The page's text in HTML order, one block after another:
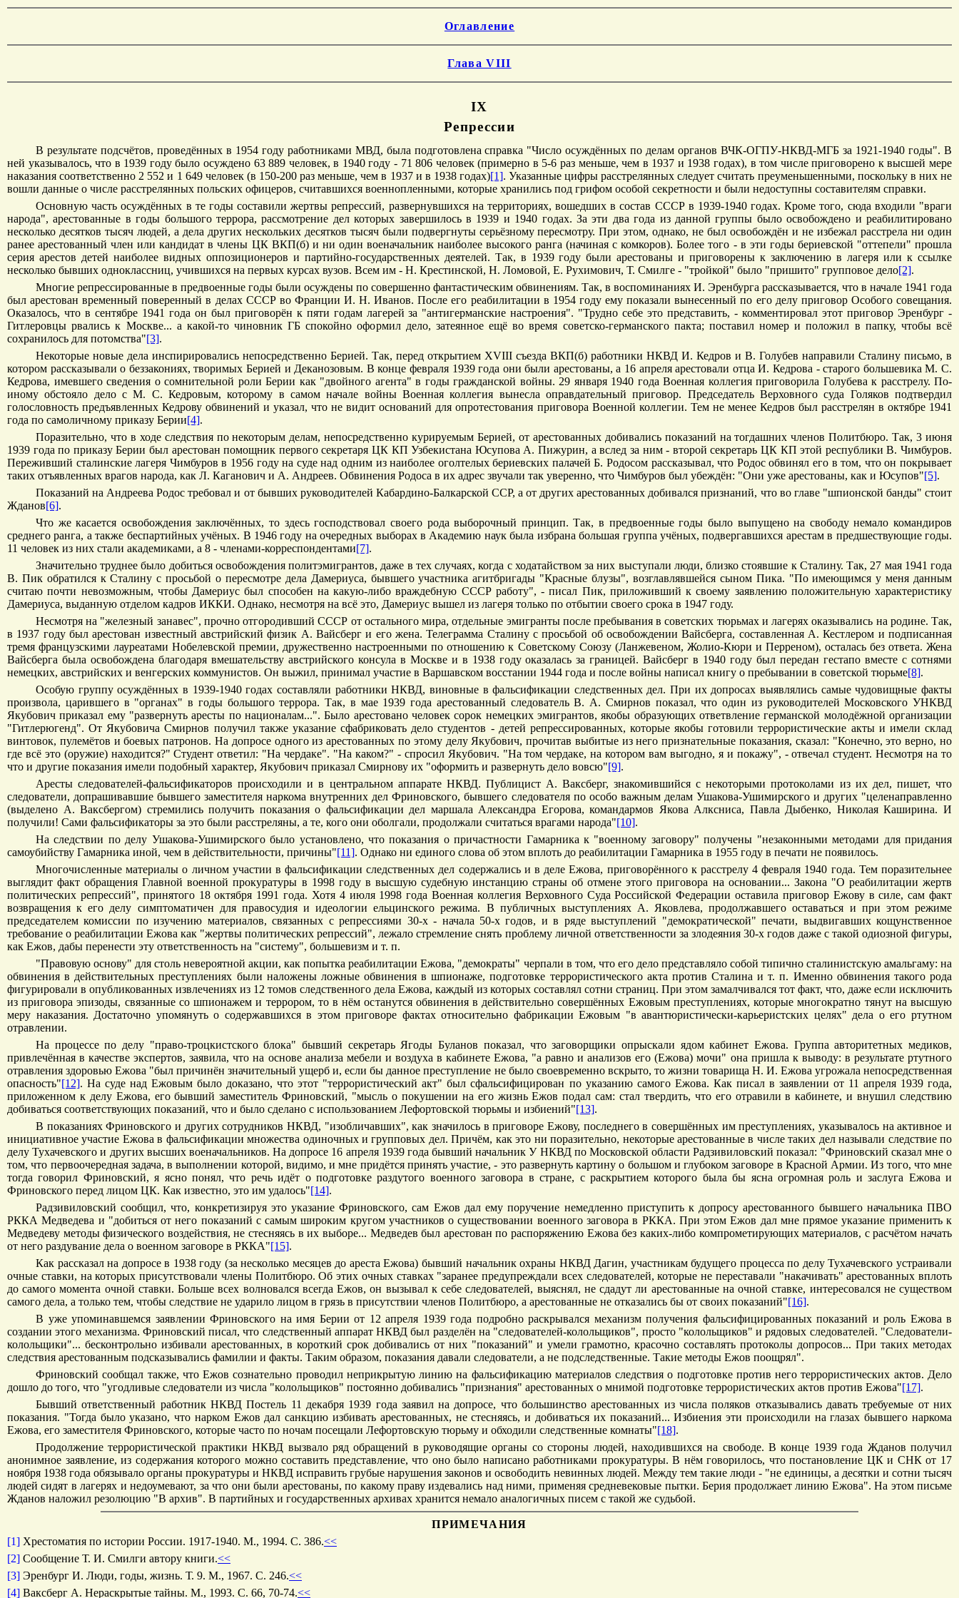
Оглавление
Глава VIII
IX
Репрессии
В результате подсчётов, проведённых в 1954 году работниками МВД, была подготовлена справка "Число осуждённых по делам органов ВЧК-ОГПУ-НКВД-МГБ за 1921-1940 годы". В
ней указывалось, что в 1939 году было осуждено 63 889 человек, в 1940 году - 71 806 человек (примерно в 5-6 раз меньше, чем в 1937 и 1938 годах), в том числе приговорено к высшей мере
наказания соответственно 2 552 и 1 649 человек (в 150-200 раз меньше, чем в 1937 и в 1938 годах)[1]. Указанные цифры расстрелянных следует считать преуменьшенными, поскольку в них не
вошли данные о числе расстрелянных польских офицеров, считавшихся военнопленными, которые хранились под грифом особой секретности и были недоступны составителям справки.
Основную часть осуждённых в те годы составили жертвы репрессий, развернувшихся на территориях, вошедших в состав СССР в 1939-1940 годах. Кроме того, сюда входили "враги
народа", арестованные в годы большого террора, рассмотрение дел которых завершилось в 1939 и 1940 годах. За эти два года из данной группы было освобождено и реабилитировано
несколько десятков тысяч людей, а дела других нескольких десятков тысяч были подвергнуты серьёзному пересмотру. При этом, однако, не был освобождён и не избежал расстрела ни один
ранее арестованный член или кандидат в члены ЦК ВКП(б) и ни один военачальник наиболее высокого ранга (начиная с комкоров). Более того - в эти годы бериевской "оттепели" прошла
серия арестов детей наиболее видных оппозиционеров и партийно-государственных деятелей. Так, в 1939 году были арестованы и приговорены к заключению в лагеря или к ссылке
несколько бывших одноклассниц, учившихся на первых курсах вузов. Всем им - Н. Крестинской, Н. Ломовой, Е. Рухимович, Т. Смилге - "тройкой" было "пришито" групповое дело[2].
Многие репрессированные в предвоенные годы были осуждены по совершенно фантастическим обвинениям. Так, в воспоминаниях И. Эренбурга рассказывается, что в начале 1941 года
был арестован временный поверенный в делах СССР во Франции И. Н. Иванов. После его реабилитации в 1954 году ему показали вынесенный по его делу приговор Особого совещания.
Оказалось, что в сентябре 1941 года он был приговорён к пяти годам лагерей за "антигерманские настроения". "Трудно себе это представить, - комментировал этот приговор Эренбург -
Гитлеровцы рвались к Москве... а какой-то чиновник ГБ спокойно оформил дело, затеянное ещё во время советско-германского пакта; поставил номер и положил в папку, чтобы всё
сохранилось для потомства"[3].
Некоторые новые дела инспирировались непосредственно Берией. Так, перед открытием XVIII съезда ВКП(б) работники НКВД И. Кедров и В. Голубев направили Сталину письмо, в
котором рассказывали о беззакониях, творимых Берией и Деканозовым. В конце февраля 1939 года они были арестованы, а 16 апреля арестовали отца И. Кедрова - старого большевика М. С.
Кедрова, имевшего сведения о сомнительной роли Берии как "двойного агента" в годы гражданской войны. 29 января 1940 года Военная коллегия приговорила Голубева к расстрелу. По-
иному обстояло дело с М. С. Кедровым, которому в самом начале войны Военная коллегия вынесла оправдательный приговор. Председатель Верховного суда Голяков подтвердил
голословность предъявленных Кедрову обвинений и указал, что не видит оснований для опротестования приговора Военной коллегии. Тем не менее Кедров был расстрелян в октябре 1941
года по самоличному приказу Берии[4].
Поразительно, что в ходе следствия по некоторым делам, непосредственно курируемым Берией, от арестованных добивались показаний на тогдашних членов Политбюро. Так, 3 июня
1939 года по приказу Берии был арестован помощник первого секретаря ЦК КП Узбекистана Юсупова А. Пижурин, а вслед за ним - второй секретарь ЦК КП этой республики В. Чимбуров.
Переживший сталинские лагеря Чимбуров в 1956 году на суде над одним из наиболее оголтелых бериевских палачей Б. Родосом рассказывал, что Родос обвинял его в том, что он покрывает
таких отъявленных врагов народа, как Л. Каганович и А. Андреев. Обвинения Родоса в их адрес звучали так уверенно, что Чимбуров был убеждён: "Они уже арестованы, как и Юсупов"[5].
Показаний на Андреева Родос требовал и от бывших руководителей Кабардино-Балкарской ССР, а от других арестованных добивался признаний, что во главе "шпионской банды" стоит
Жданов[6].
Что же касается освобождения заключённых, то здесь господствовал своего рода выборочный принцип. Так, в предвоенные годы было выпущено на свободу немало командиров
среднего ранга, а также беспартийных учёных. В 1946 году на очередных выборах в Академию наук была избрана большая группа учёных, подвергавшихся арестам в предшествующие годы.
11 человек из них стали академиками, а 8 - членами-корреспондентами[7].
Значительно труднее было добиться освобождения политэмигрантов, даже в тех случаях, когда с ходатайством за них выступали люди, близко стоявшие к Сталину. Так, 27 мая 1941 года
В. Пик обратился к Сталину с просьбой о пересмотре дела Дамериуса, бывшего участника агитбригады "Красные блузы", возглавлявшейся сыном Пика. "По имеющимся у меня данным
считаю почти невозможным, чтобы Дамериус был способен на какую-либо враждебную СССР работу", - писал Пик, приложивший к своему заявлению положительную характеристику
Дамериуса, выданную отделом кадров ИККИ. Однако, несмотря на всё это, Дамериус вышел из лагеря только по отбытии своего срока в 1947 году.
Несмотря на "железный занавес", прочно отгородивший СССР от остального мира, отдельные эмигранты после пребывания в советских тюрьмах и лагерях оказывались на родине. Так,
в 1937 году был арестован известный австрийский физик А. Вайсберг и его жена. Телеграмма Сталину с просьбой об освобождении Вайсберга, составленная А. Кестлером и подписанная
тремя французскими лауреатами Нобелевской премии, дружественно настроенными по отношению к Советскому Союзу (Ланжевеном, Жолио-Кюри и Перреном), осталась без ответа. Жена
Вайсберга была освобождена благодаря вмешательству австрийского консула в Москве и в 1938 году оказалась за границей. Вайсберг в 1940 году был передан гестапо вместе с сотнями
немецких, австрийских и венгерских коммунистов. Он выжил, принимал участие в Варшавском восстании 1944 года и после войны написал книгу о пребывании в советской тюрьме[8].
Особую группу осуждённых в 1939-1940 годах составляли работники НКВД, виновные в фальсификации следственных дел. При их допросах выявлялись самые чудовищные факты
произвола, царившего в "органах" в годы большого террора. Так, в мае 1939 года арестованный следователь В. А. Смирнов показал, что один из руководителей Московского УНКВД
Якубович приказал ему "развернуть аресты по националам...". Было арестовано человек сорок немецких эмигрантов, якобы образующих ответвление германской молодёжной организации
"Гитлерюгенд". От Якубовича Смирнов получил также указание сфабриковать дело студентов - детей репрессированных, которые якобы готовили террористические акты и имели склад
винтовок, пулемётов и боевых патронов. На допросе одного из арестованных по этому делу Якубович, прочитав выбитые из него признательные показания, сказал: "Конечно, это верно, но
где всё это (оружие) находится?" Студент ответил: "На чердаке". "На каком?" - спросил Якубович. "На том чердаке, на котором вам выгодно, я и покажу", - отвечал студент. Несмотря на то
что и другие показания имели подобный характер, Якубович приказал Смирнову их "оформить и развернуть дело вовсю"[9].
Аресты следователей-фальсификаторов происходили и в центральном аппарате НКВД. Публицист А. Ваксберг, знакомившийся с некоторыми протоколами из их дел, пишет, что
следователи, допрашивавшие бывшего заместителя наркома внутренних дел Фриновского, бывшего следователя по особо важным делам Ушакова-Ушимирского и других "целенаправленно
(выделено А. Ваксбергом) стремились получить показания о фальсификации дел маршала Александра Егорова, командармов Якова Алксниса, Павла Дыбенко, Николая Каширина. И
получили! Сами фальсификаторы за это были расстреляны, а те, кого они оболгали, продолжали считаться врагами народа"[10].
На следствии по делу Ушакова-Ушимирского было установлено, что показания о причастности Гамарника к "военному заговору" получены "незаконными методами для придания
самоубийству Гамарника иной, чем в действительности, причины"[11]. Однако ни единого слова об этом вплоть до реабилитации Гамарника в 1955 году в печати не появилось.
Многочисленные материалы о личном участии в фальсификации следственных дел содержались и в деле Ежова, приговорённого к расстрелу 4 февраля 1940 года. Тем поразительнее
выглядит факт обращения Главной военной прокуратуры в 1998 году в высшую судебную инстанцию страны об отмене этого приговора на основании... Закона "О реабилитации жертв
политических репрессий", принятого 18 октября 1991 года. Хотя 4 июля 1998 года Военная коллегия Верховного Суда Российской Федерации оставила приговор Ежову в силе, сам факт
возвращения к его делу симптоматичен для правосудия и идеологии ельцинского режима. В публичных выступлениях А. Яковлева, продолжавшего оставаться и при этом режиме
председателем комиссии по изучению материалов, связанных с репрессиями 30-х - начала 50-х годов, и в ряде выступлений "демократической" печати, выдвигавших кощунственное
требование о реабилитации Ежова как "жертвы политических репрессий", лежало стремление снять проблему личной ответственности за злодеяния 30-х годов даже с такой одиозной фигуры,
как Ежов, дабы перенести эту ответственность на "систему", большевизм и т. п.
"Правовую основу" для столь невероятной акции, как попытка реабилитации Ежова, "демократы" черпали в том, что его дело представляло собой типично сталинистскую амальгаму: на
обвинения в действительных преступлениях были наложены ложные обвинения в шпионаже, подготовке террористического акта против Сталина и т. п. Именно обвинения такого рода
фигурировали в опубликованных извлечениях из 12 томов следственного дела Ежова, каждый из которых составлял сотни страниц. При этом замалчивался тот факт, что, даже если исключить
из приговора эпизоды, связанные со шпионажем и террором, то в нём останутся обвинения в действительно совершённых Ежовым преступлениях, которые многократно тянут на высшую
меру наказания. Достаточно упомянуть о содержавшихся в этом приговоре фактах относительно фабрикации Ежовым "в авантюристически-карьеристских целях" дела о его ртутном
отравлении.
На процессе по делу "право-троцкистского блока" бывший секретарь Ягоды Буланов показал, что заговорщики опрыскали ядом кабинет Ежова. Группа авторитетных медиков,
привлечённая в качестве экспертов, заявила, что на основе анализа мебели и воздуха в кабинете Ежова, "а равно и анализов его (Ежова) мочи" она пришла к выводу: в результате ртутного
отравления здоровью Ежова "был причинён значительный ущерб и, если бы данное преступление не было своевременно вскрыто, то жизни товарища Н. И. Ежова угрожала непосредственная
опасность"[12]. На суде над Ежовым было доказано, что этот "террористический акт" был сфальсифицирован по указанию самого Ежова. Как писал в заявлении от 11 апреля 1939 года,
приложенном к делу Ежова, его бывший заместитель Фриновский, "мысль о покушении на его жизнь Ежов подал сам: стал твердить, что его отравили в кабинете, и внушил следствию
добиваться соответствующих показаний, что и было сделано с использованием Лефортовской тюрьмы и избиений"[13].
В показаниях Фриновского и других сотрудников НКВД, "изобличавших", как значилось в приговоре Ежову, последнего в совершённых им преступлениях, указывалось на активное и
инициативное участие Ежова в фальсификации множества одиночных и групповых дел. Причём, как это ни поразительно, некоторые арестованные в числе таких дел называли следствие по
делу Тухачевского и других высших военачальников. На допросе 16 апреля 1939 года бывший начальник У НКВД по Московской области Радзивиловский показал: "Фриновский сказал мне о
том, что первоочередная задача, в выполнении которой, видимо, и мне придётся принять участие, - это развернуть картину о большом и глубоком заговоре в Красной Армии. Из того, что мне
тогда говорил Фриновский, я ясно понял, что речь идёт о подготовке раздутого военного заговора в стране, с раскрытием которого была бы ясна огромная роль и заслуга Ежова и
Фриновского перед лицом ЦК. Как известно, это им удалось"[14].
Радзивиловский сообщил, что, конкретизируя это указание Фриновского, сам Ежов дал ему поручение немедленно приступить к допросу арестованного бывшего начальника ПВО
РККА Медведева и "добиться от него показаний с самым широким кругом участников о существовании военного заговора в РККА. При этом Ежов дал мне прямое указание применить к
Медведеву методы физического воздействия, не стесняясь в их выборе... Медведев был арестован по распоряжению Ежова без каких-либо компрометирующих материалов, с расчётом начать
от него раздувание дела о военном заговоре в РККА"[15].
Как рассказал на допросе в 1938 году (за несколько месяцев до ареста Ежова) бывший начальник охраны НКВД Дагин, участникам будущего процесса по делу Тухачевского устраивали
очные ставки, на которых присутствовали члены Политбюро. Об этих очных ставках "заранее предупреждали всех следователей, которые не переставали "накачивать" арестованных вплоть
до самого момента очной ставки. Больше всех волновался всегда Ежов, он вызывал к себе следователей, выяснял, не сдадут ли арестованные на очной ставке, интересовался не существом
самого дела, а только тем, чтобы следствие не ударило лицом в грязь в присутствии членов Политбюро, а арестованные не отказались бы от своих показаний"[16].
В уже упоминавшемся заявлении Фриновского на имя Берии от 12 апреля 1939 года подробно раскрывался механизм получения фальсифицированных показаний и роль Ежова в
создании этого механизма. Фриновский писал, что следственный аппарат НКВД был разделён на "следователей-колольщиков", просто "колольщиков" и рядовых следователей. "Следователи-
колольщики"... бесконтрольно избивали арестованных, в короткий срок добивались от них "показаний" и умели грамотно, красочно составлять протоколы допросов... При таких методах
следствия арестованным подсказывались фамилии и факты. Таким образом, показания давали следователи, а не подследственные. Такие методы Ежов поощрял".
Фриновский сообщал также, что Ежов сознательно проводил неприкрытую линию на фальсификацию материалов следствия о подготовке против него террористических актов. Дело
дошло до того, что "угодливые следователи из числа "колольщиков" постоянно добивались "признания" арестованных о мнимой подготовке террористических актов против Ежова"[17].
Бывший ответственный работник НКВД Постель 11 декабря 1939 года заявил на допросе, что большинство арестованных из числа поляков отказывались давать требуемые от них
показания. "Тогда было указано, что нарком Ежов дал санкцию избивать арестованных, не стесняясь, и добиваться их показаний... Избиения эти происходили на глазах бывшего наркома
Ежова, его заместителя Фриновского, которые часто по ночам посещали Лефортовскую тюрьму и обходили следственные комнаты"[18].
Продолжение террористической практики НКВД вызвало ряд обращений в руководящие органы со стороны людей, находившихся на свободе. В конце 1939 года Жданов получил
анонимное заявление, из содержания которого можно составить представление, что оно было написано работниками прокуратуры. В нём говорилось, что постановление ЦК и СНК от 17
ноября 1938 года обязывало органы прокуратуры и НКВД исправить грубые нарушения законов и освободить невинных людей. Между тем такие люди - "не единицы, а десятки и сотни тысяч
людей сидят в лагерях и недоумевают, за что они были арестованы, по какому праву издевались над ними, применяя средневековые пытки. Берия продолжает линию Ежова". На этом письме
Жданов наложил резолюцию "В архив". В партийных и государственных архивах хранится немало аналогичных писем с такой же судьбой.
ПРИМЕЧАНИЯ
[1] Хрестоматия по истории России. 1917-1940. М., 1994. С. 386.<<
[2] Сообщение Т. И. Смилги автору книги.<<
[3] Эренбург И. Люди, годы, жизнь. Т. 9. М., 1967. С. 246.<<
[4] Ваксберг А. Нераскрытые тайны. М., 1993. С. 66, 70-74.<<